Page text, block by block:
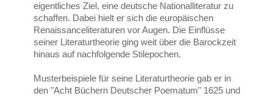
eigentliches Ziel, eine deutsche Nationalliteratur zu
schaffen. Dabei hielt er sich die europäischen
Renaissanceliteraturen vor Augen. Die Einflüsse
seiner Literaturtheorie ging weit über die Barockzeit
hinaus auf nachfolgende Stilepochen.
Musterbeispiele für seine Literaturtheorie gab er in
den "Acht Büchern Deutscher Poematum" 1625 und